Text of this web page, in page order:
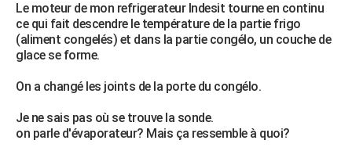
Forum
Aménagement intérieur
Extérieur
Cuisine
Salle de bains
Jardinage
Rangement
WEEK-END
Guides de France
Escapades
Patrimoine
Expositions
Musées
Week-end nature
+LIFESTYLE
Art de vivre
Bien-être
Loisirs
Mode
Modes de vie
SANTE
Alimentation
Guide de la santé
Maladies
Médicaments
Sommeil
VOYAGE
Le moteur de mon refrigerateur Indesit tourne en continu
ce qui fait descendre le température de la partie frigo
(aliment congelés) et dans la partie congélo, un couche de
glace se forme.
On a changé les joints de la porte du congélo.
Je ne sais pas où se trouve la sonde.
on parle d'évaporateur? Mais ça ressemble à quoi?